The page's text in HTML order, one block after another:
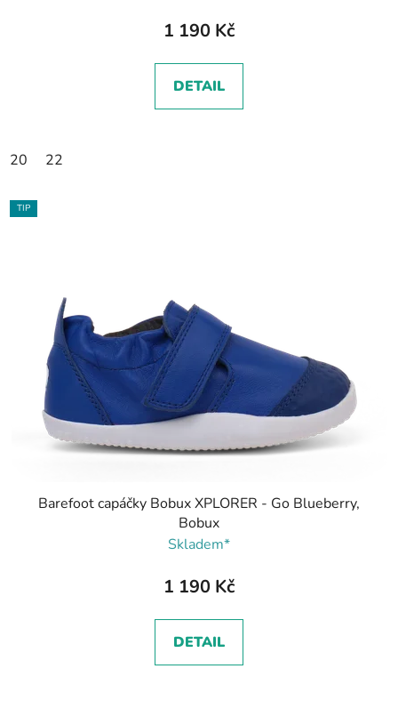
1 190 Kč
DETAIL
20 22
TIP
Barefoot capáčky Bobux XPLORER - Go Blueberry,
Bobux
Skladem*
1 190 Kč
DETAIL